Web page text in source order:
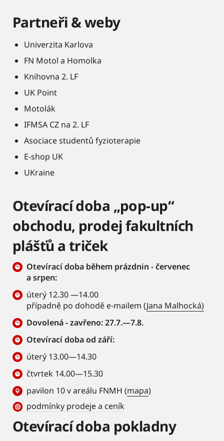
Partneři & weby
Univerzita Karlova
FN Motol a Homolka
Knihovna 2. LF
UK Point
Motolák
IFMSA CZ na 2. LF
Asociace studentů fyzioterapie
E-shop UK
UKraine
Otevírací doba „pop-up“
obchodu, prodej fakultních
plášťů a triček
Otevírací doba během prázdnin - červenec
a srpen:
úterý 12.30 —14.00
případně po dohodě e-mailem (Jana Malhocká)
Dovolená - zavřeno: 27.7.—7.8.
Otevírací doba od září:
úterý 13.00—14.30
čtvrtek 14.00—15.30
pavilon 10 v areálu FNMH (mapa)
podmínky prodeje a ceník
Otevírací doba pokladny